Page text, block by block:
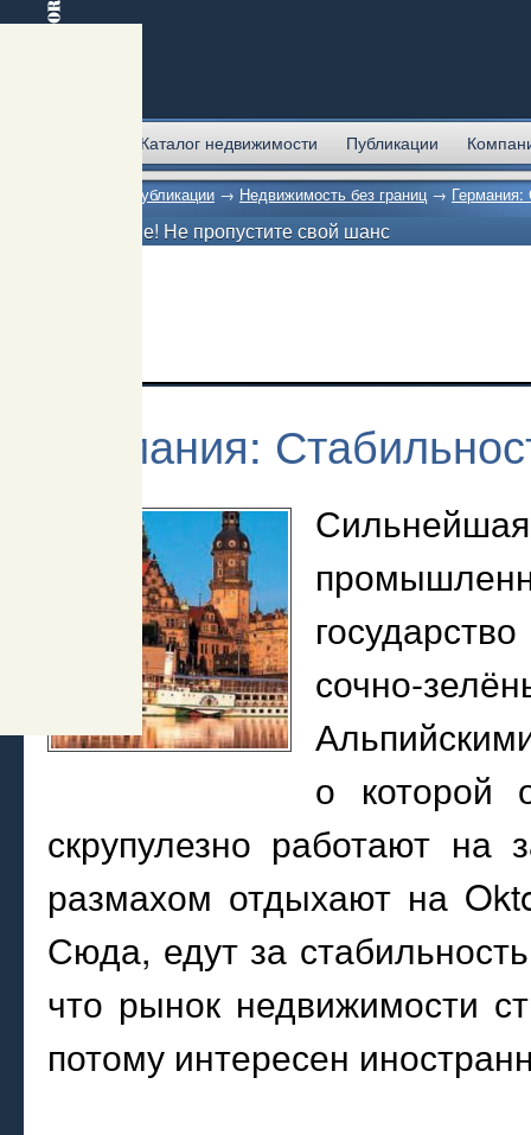
Каталог недвижимости Публикации
Публикации → Недвижимость без границ → Германия:
Внимание! Не пропустите свой шанс
Германия:
сочно-
о которой
скрупулезно работают
размахом отдыхают на
Сюда, едут за
что рынок недвижимости
потому интересен